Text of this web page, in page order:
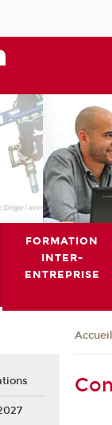
FORMATION
INTER-
ENTREPRISE
Accueil